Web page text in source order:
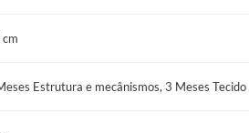
Estrutura e mecânismos, 3 Meses Tecido